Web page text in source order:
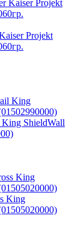
Projekt
ShieldWall
King